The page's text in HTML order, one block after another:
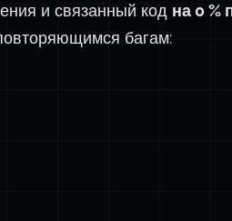
и связанный код на 0 %
багам: